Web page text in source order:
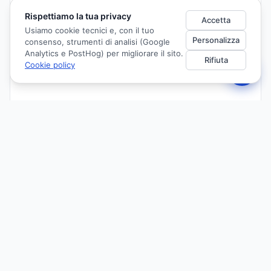
Rispettiamo la tua privacy
Usiamo cookie tecnici e, con il tuo
consenso, strumenti di analisi (Google
Analytics e PostHog) per migliorare il sito.
Cookie policy
Accetta
Personalizza
Rifiuta